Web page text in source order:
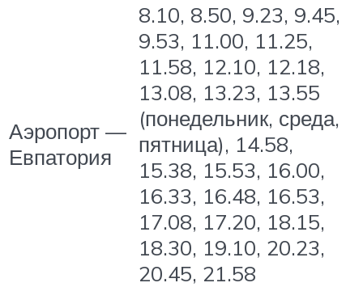
Аэропорт —
Евпатория
8.10, 8.50, 9.23, 9.45,
9.53, 11.00, 11.25,
11.58, 12.10, 12.18,
13.08, 13.23, 13.55
(понедельник, среда,
пятница), 14.58,
15.38, 15.53, 16.00,
16.33, 16.48, 16.53,
17.08, 17.20, 18.15,
18.30, 19.10, 20.23,
20.45, 21.58